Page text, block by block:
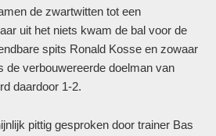
de zwartwitten tot een
uit het niets kwam de bal voor de
spits Ronald Kosse en zowaar
de verbouwereerde doelman van
daardoor 1-2.
pittig gesproken door trainer Bas